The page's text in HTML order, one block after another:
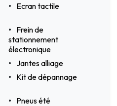
Ecran tactile
Frein de
stationnement
électronique
Jantes alliage
Kit de dépannage
Pneus été